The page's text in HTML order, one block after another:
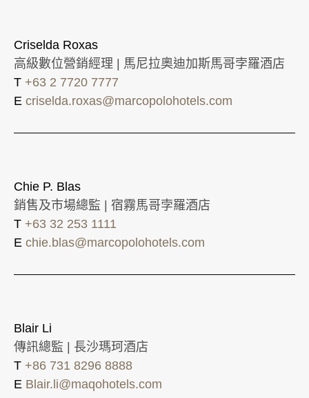
Criselda Roxas
高級數位營銷經理 | 馬尼拉奧迪加斯馬哥孛羅酒店
T +63 2 7720 7777
E criselda.roxas@marcopolohotels.com
Chie P. Blas
銷售及市場總監 | 宿霧馬哥孛羅酒店
T +63 32 253 1111
E chie.blas@marcopolohotels.com
Blair Li
傳訊總監 | 長沙瑪珂酒店
T +86 731 8296 8888
E Blair.li@maqohotels.com